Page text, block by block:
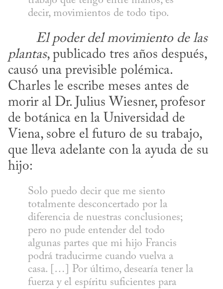
decir, movimientos de todo tipo.
El poder del movimiento de las
plantas, publicado tres años después,
causó una previsible polémica.
Charles le escribe meses antes de
morir al Dr. Julius Wiesner, profesor
de botánica en la Universidad de
Viena, sobre el futuro de su trabajo,
que lleva adelante con la ayuda de su
hijo:
Solo puedo decir que me siento
totalmente desconcertado por la
diferencia de nuestras conclusiones;
pero no pude entender del todo
algunas partes que mi hijo Francis
podrá traducirme cuando vuelva a
casa. […] Por último, desearía tener la
fuerza y el espíritu suficientes para